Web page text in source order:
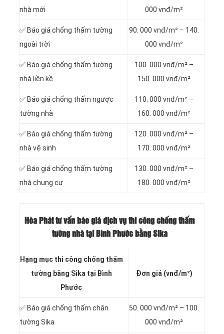
nhà mới
000 vnđ/m²
✅ Báo giá chống thấm tường
ngoài trời
90. 000 vnđ/m² – 140.
000 vnđ/m²
✅ Báo giá chống thấm tường
nhà liền kề
100. 000 vnđ/m² –
150. 000 vnđ/m²
✅ Báo giá chống thấm ngược
tường nhà
110. 000 vnđ/m² –
160. 000 vnđ/m²
✅ Báo giá chống thấm tường
nhà vệ sinh
120. 000 vnđ/m² –
170. 000 vnđ/m²
✅ Báo giá chống thấm tường
nhà chung cư
130. 000 vnđ/m² –
180. 000 vnđ/m²
Hòa Phát tư vấn báo giá dịch vụ thi công chống thấm
tường nhà tại Bình Phước bằng Sika
Hạng mục thi công chống thấm
tường bằng Sika tại Bình
Phước
Đơn giá (vnđ/m²)
✅ Báo giá chống thấm chân
tường Sika
50. 000 vnđ/m² – 100.
000 vnđ/m²